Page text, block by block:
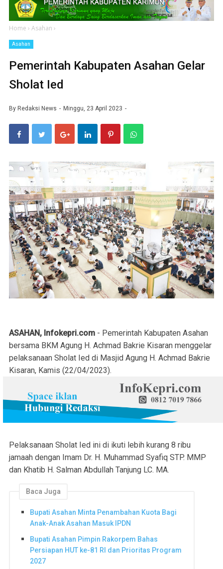
Home › Asahan ›
Asahan
Pemerintah Kabupaten Asahan Gelar
Sholat Ied
By Redaksi News Minggu, 23 April 2023
ASAHAN, Infokepri.com - Pemerintah Kabupaten Asahan
bersama BKM Agung H. Achmad Bakrie Kisaran menggelar
pelaksanaan Sholat Ied di Masjid Agung H. Achmad Bakrie
Kisaran, Kamis (22/04/2023).
Pelaksanaan Sholat Ied ini di ikuti lebih kurang 8 ribu
jamaah dengan Imam Dr. H. Muhammad Syafiq STP. MMP
dan Khatib H. Salman Abdullah Tanjung LC. MA.
Baca Juga
Bupati Asahan Minta Penambahan Kuota Bagi
Anak-Anak Asahan Masuk IPDN
Bupati Asahan Pimpin Rakorpem Bahas
Persiapan HUT ke-81 RI dan Prioritas Program
2027